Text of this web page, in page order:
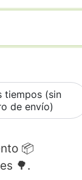
tiempos (sin
de envío)
📦
🌳.